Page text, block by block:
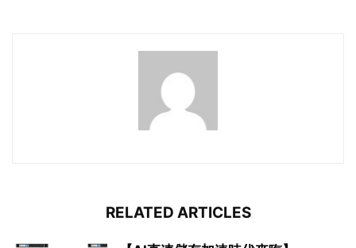
RELATED ARTICLES